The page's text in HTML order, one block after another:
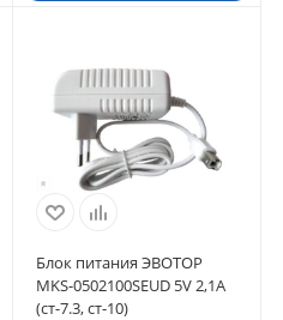
Блок питания ЭВОТОР
MKS-0502100SEUD 5V 2,1A
(ст-7.3, ст-10)